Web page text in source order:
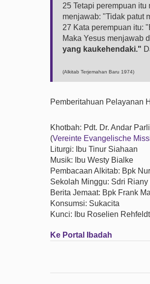
25 Tetapi perempuan
menjawab: "Tidak patut
27 Kata perempuan itu:
Maka Yesus menjawab
yang kaukehendaki."
(Alkitab Terjemahan Baru 1974)
Pemberitahuan Pelayanan
Khotbah: Pdt. Dr. Andar
(Vereinte Evangelische
Liturgi: Ibu Tinur Siahaan
Musik: Ibu Westy Bialke
Pembacaan Alkitab: Bpk
Sekolah Minggu: Sdri
Berita Jemaat: Bpk Frank
Konsumsi: Sukacita
Kunci: Ibu Roselien Rehfeldt
Ke Portal Ibadah